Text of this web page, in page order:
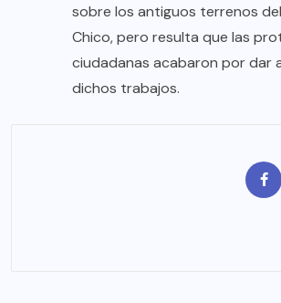
sobre los antiguos terrenos
Chico, pero resulta que las
ciudadanas acabaron por dar
dichos trabajos.